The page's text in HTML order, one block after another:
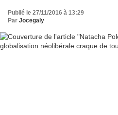
Publié le 27/11/2016 à 13:29
Par Jocegaly